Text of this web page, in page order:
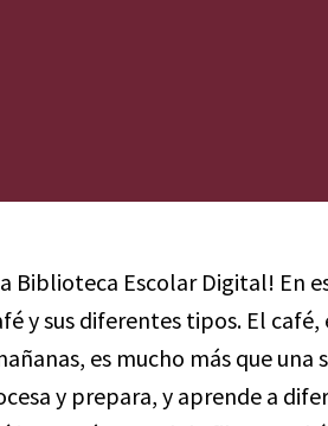
a Biblioteca Escolar Digital! En
y sus diferentes tipos. El
es mucho más que
y prepara, y aprende a